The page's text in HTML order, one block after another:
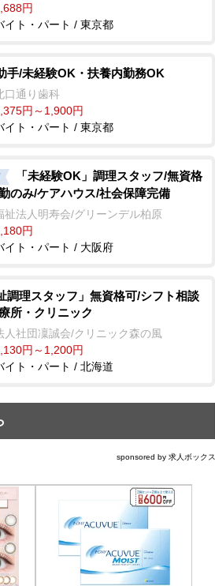
円
イト・パート / 東京都
手/未経験OK・扶養内勤務OK
口通り歯科
円～1,900円
イト・パート / 東京都
「未経験OK」調理スタッフ/無資格
のみ/ケアハウス/社会保障完備
祉法人明寿会/グリーンデル柏原
円
イト・パート / 大阪府
調理スタッフ」無資格可/シフト相談
所・クリニック
人社団凜誠会/クリニック森の風
円～1,200円
イト・パート / 北海道
sponsored by 求人ボックス